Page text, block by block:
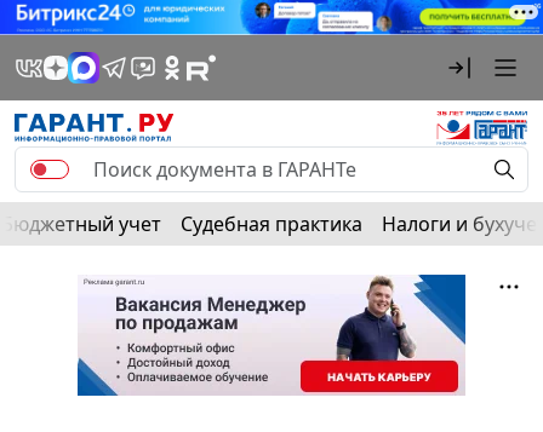
Бюджетный учет Судебная практика Налоги и